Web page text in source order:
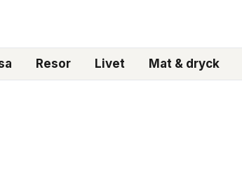
Resor Livet Mat & dryck